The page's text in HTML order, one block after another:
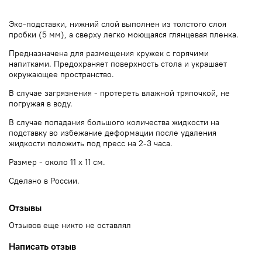
Эко-подставки, нижний слой выполнен из толстого слоя
пробки (5 мм), а сверху легко моющаяся глянцевая пленка.
Предназначена для размещения кружек с горячими
напитками. Предохраняет поверхность стола и украшает
окружающее пространство.
В случае загрязнения - протереть влажной тряпочкой, не
погружая в воду.
В случае попадания большого количества жидкости на
подставку во избежание деформации после удаления
жидкости положить под пресс на 2-3 часа.
Размер - около 11 х 11 см.
Сделано в России.
Отзывы
Отзывов еще никто не оставлял
Написать отзыв